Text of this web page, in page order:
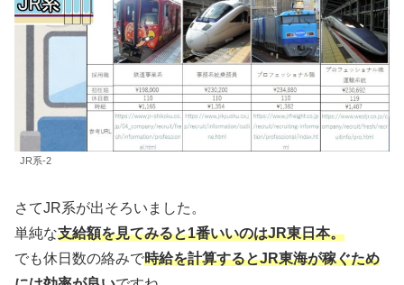
JR系-2
さてJR系が出そろいました。
単純な支給額を見てみると1番いいのはJR東日本。
でも休日数の絡みで時給を計算するとJR東海が稼ぐため